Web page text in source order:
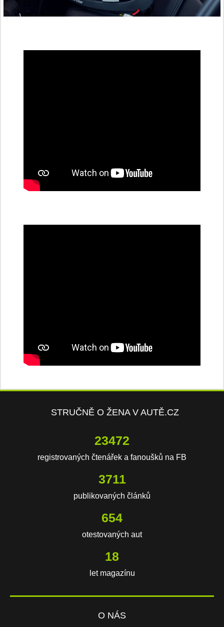
STRUČNĚ O ŽENA V AUTĚ.CZ
23472
registrovaných čtenářek a fanoušků na FB
3711
publikovaných článků
654
otestovaných aut
18
let magazínu
O NÁS